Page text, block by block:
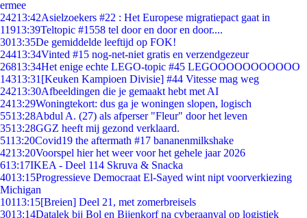
ermee
24213:42Asielzoekers #22 : Het Europese migratiepact gaat in
11913:39Teltopic #1558 tel door en door en door....
3013:35De gemiddelde leeftijd op FOK!
24413:34Vinted #15 nog-net-niet gratis en verzendgezeur
26813:34Het enige echte LEGO-topic #45 LEGOOOOOOOOOOO
14313:31 [Keuken Kampioen Divisie] #44 Vitesse mag weg
24213:30Afbeeldingen die je gemaakt hebt met AI
2413:29Woningtekort: dus ga je woningen slopen, logisch
5513:28Abdul A. (27) als afperser "Fleur" door het leven
3513:28GGZ heeft mij gezond verklaard.
5113:20Covid19 the aftermath #17 bananenmilkshake
4213:20Voorspel hier het weer voor het gehele jaar 2026
613:17IKEA - Deel 114 Skruva & Snacka
4013:15Progressieve Democraat El-Sayed wint nipt voorverkiezing
Michigan
10113:15[Breien] Deel 21, met zomerbreisels
3013:14Datalek bij Bol en Bijenkorf na cyberaanval op logistiek